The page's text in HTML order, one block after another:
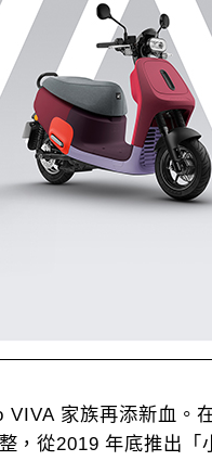
VIVA 家族再添新血。
，從2019 年底推出「